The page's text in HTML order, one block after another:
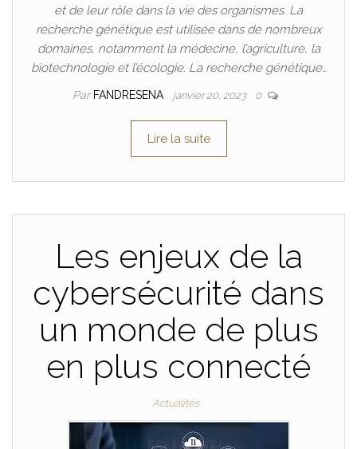
et de leur rôle dans la vie des organismes. La
recherche génétique est utilisée dans de nombreux
domaines, notamment la médecine, l’agriculture, la
biotechnologie et l’écologie. La recherche génétique…
Par FANDRESENA janvier 20, 2023 0
Lire la suite
Les enjeux de la
cybersécurité dans
un monde de plus
en plus connecté
Actualités